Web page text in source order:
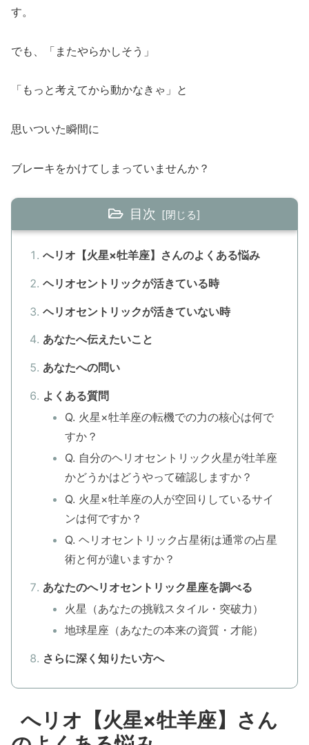
す。
でも、「またやらかしそう」
「もっと考えてから動かなきゃ」と
思いついた瞬間に
ブレーキをかけてしまっていませんか？
目次
へリオ【火星×牡羊座】さんのよくある悩み
ヘリオセントリックが活きている時
ヘリオセントリックが活きていない時
あなたへ伝えたいこと
あなたへの問い
よくある質問
Q. 火星×牡羊座の転機での力の核心は何で
すか？
Q. 自分のヘリオセントリック火星が牡羊座
かどうかはどうやって確認しますか？
Q. 火星×牡羊座の人が空回りしているサイ
ンは何ですか？
Q. ヘリオセントリック占星術は通常の占星
術と何が違いますか？
あなたのへリオセントリック星座を調べる
火星（あなたの挑戦スタイル・突破力）
地球星座（あなたの本来の資質・才能）
さらに深く知りたい方へ
へリオ【火星×牡羊座】さん